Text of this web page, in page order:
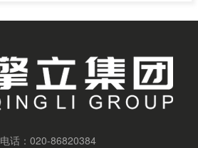
话：020-86820384